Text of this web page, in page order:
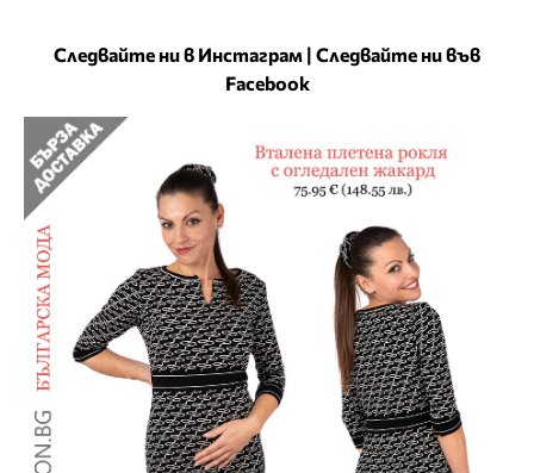
Следвайте ни в Инстаграм | Следвайте ни във
Facebook